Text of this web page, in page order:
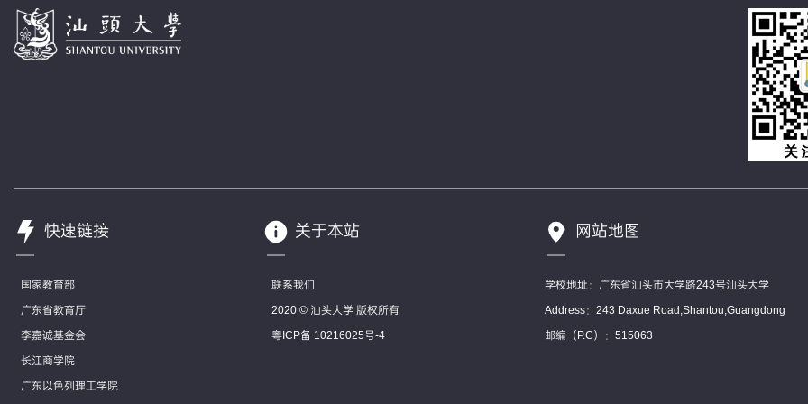
快速链接
国家教育部
广东省教育厅
李嘉诚基金会
长江商学院
广东以色列理工学院
关于本站
联系我们
2020 © 汕头大学 版权所有
粤ICP备 10216025号-4
网站地图
学校地址：广东省汕头市大学路243号汕头大学
Address：243 Daxue Road,Shantou,Guangdong
邮编（P.C）：515063